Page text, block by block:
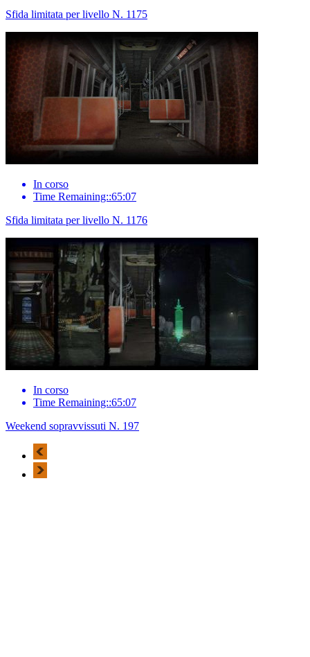
Sfida limitata per livello N. 1175
In corso
Time Remaining::65:07
Sfida limitata per livello N. 1176
In corso
Time Remaining::65:07
Weekend sopravvissuti N. 197